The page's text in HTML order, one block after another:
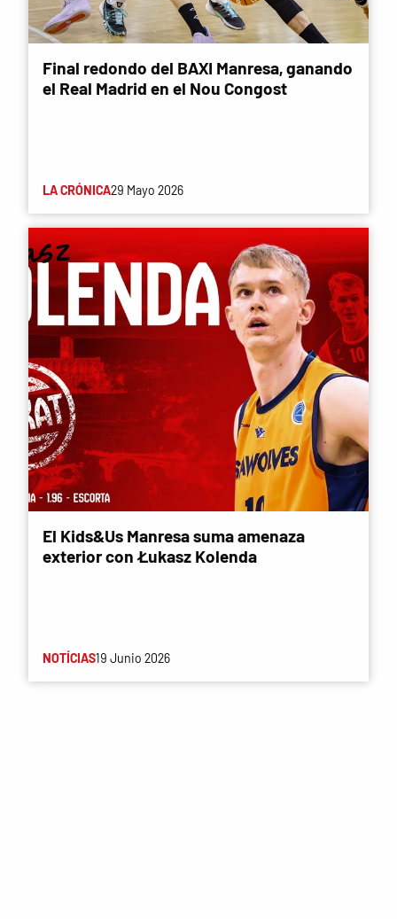
Final redondo del BAXI Manresa, ganando
el Real Madrid en el Nou Congost
LA CRÓNICA29 Mayo 2026
El Kids&Us Manresa suma amenaza
exterior con Łukasz Kolenda
NOTÍCIAS19 Junio 2026